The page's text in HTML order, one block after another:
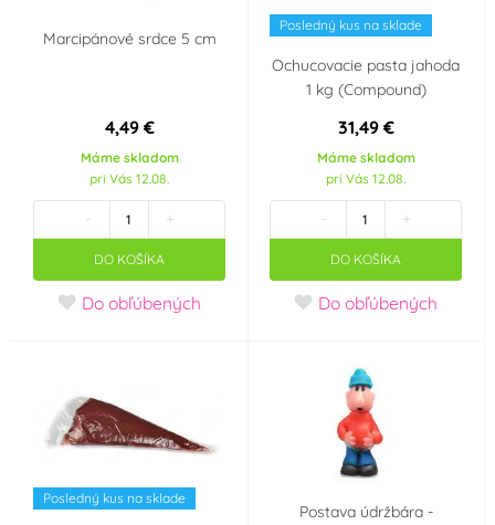
Bez konzervantů (3) E171 Free (6)
barviva (AZO free)
Bezlepkový výrobek -
neobsahuje lepek
Bez geneticky
modifikovaných
surovin (GMO free)
(11)
Neobsahuje laktózu
(Lactose free)
(0)
Certified E-Friendly
potraviny bez
Neobsahuje palmový
(5)
Marcipánové srdce 5 cm
4,49 €
Máme skladom
pri Vás 12.08.
- +
DO KOŠÍKA
Do obľúbených
Posledný kus na sklade
Ochucovacie pasta jahoda
1 kg (Compound)
31,49 €
Máme skladom
pri Vás 12.08.
- +
DO KOŠÍKA
Do obľúbených
Posledný kus na sklade
Postava údržbára -